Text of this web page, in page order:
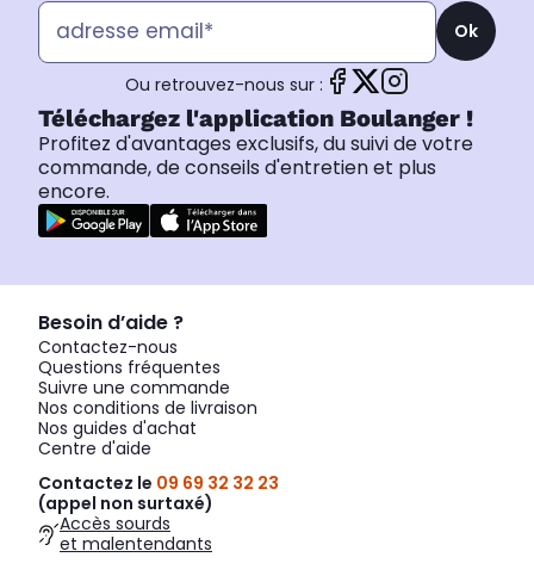
Ok
Ou retrouvez-nous sur :
Téléchargez l'application Boulanger !
Profitez d'avantages exclusifs, du suivi de votre
commande, de conseils d'entretien et plus
encore.
Besoin d’aide ?
Contactez-nous
Questions fréquentes
Suivre une commande
Nos conditions de livraison
Nos guides d'achat
Centre d'aide
Contactez le 09 69 32 32 23
(appel non surtaxé)
Accès sourds
et malentendants